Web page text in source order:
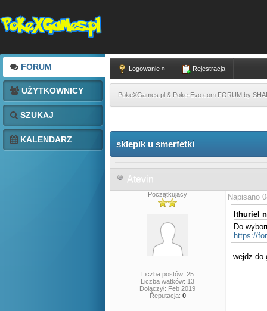
FORUM
UŻYTKOWNICY
SZUKAJ
KALENDARZ
Logowanie » Rejestracja
PokeXGames.pl & Poke-Evo.com FORUM by
sklepik u smerfetki
Atevin
Początkujący
Liczba postów: 25
Liczba wątków: 13
Dołączył: Feb 2019
Reputacja: 0
Napisano
Ithuriel
Do
https://
wejdz do